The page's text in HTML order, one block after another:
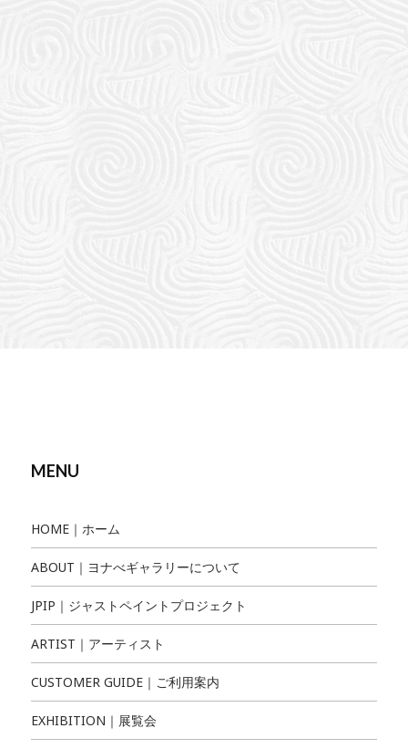
MENU
HOME｜ホーム
ABOUT｜ヨナべギャラリーについて
JPIP｜ジャストペイントプロジェクト
ARTIST｜アーティスト
CUSTOMER GUIDE｜ご利用案内
EXHIBITION｜展覧会